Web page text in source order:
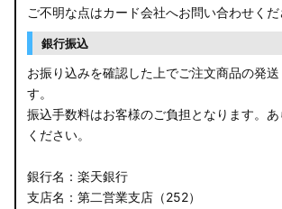
ご不明な点はカード会社へお問い合わせくだ
銀行振込
お振り込みを確認した上でご注文商品の発送
す。
振込手数料はお客様のご負担となります。
ください。
銀行名：楽天銀行
支店名：第二営業支店（252）